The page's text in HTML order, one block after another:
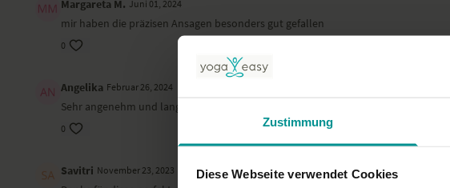
Zustimmung
Diese Webseite verwendet Cookies
Margareta M. Juni 01, 2024
mir haben die präzisen Ansagen besonders gut gefallen
0
Angelika Februar 26, 2024
Sehr angenehm und langsam
0
Savitri November 23, 2023